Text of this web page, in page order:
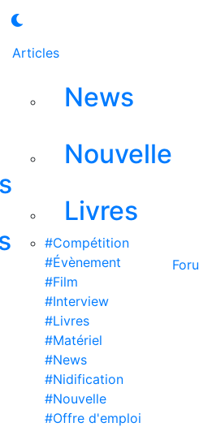
Articles
News
Nouvelle
Livres
#Compétition
#Évènement
#Film
#Interview
#Livres
#Matériel
#News
#Nidification
#Nouvelle
#Offre d'emploi